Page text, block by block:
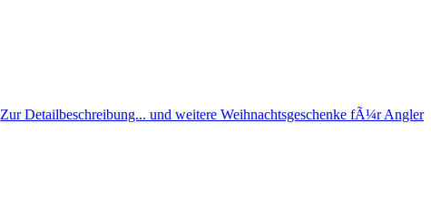
Zur Detailbeschreibung... und weitere Weihnachtsgeschenke fÃ¼r Angler